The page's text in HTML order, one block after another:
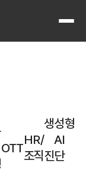
전체
요 산업에서 정기 기획조사
OTT
HR/
조직진단
생성형
AI